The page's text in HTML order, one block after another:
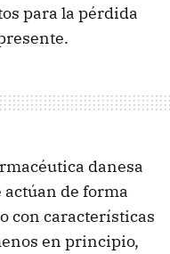
para la pérdida
danesa
actúan de forma
con características
en principio,